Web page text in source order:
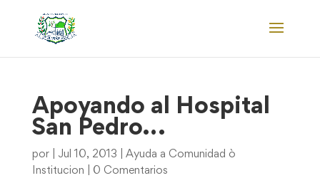
Apoyando al Hospital
San Pedro…
por Jul 10, 2013
Ayuda a Comunidad ò
Institucion
0 Comentarios